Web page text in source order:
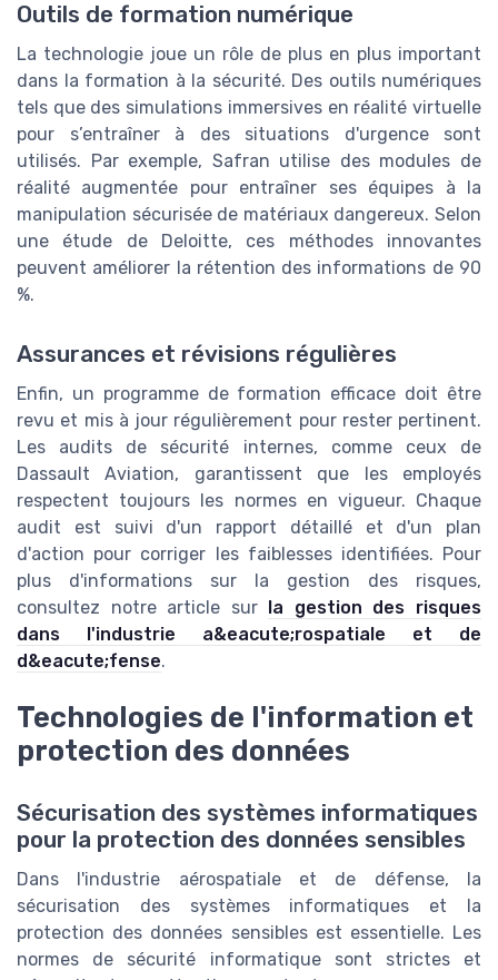
Outils de formation numérique
La technologie joue un rôle de plus en plus important
dans la formation à la sécurité. Des outils numériques
tels que des simulations immersives en réalité virtuelle
pour s’entraîner à des situations d'urgence sont
utilisés. Par exemple, Safran utilise des modules de
réalité augmentée pour entraîner ses équipes à la
manipulation sécurisée de matériaux dangereux. Selon
une étude de Deloitte, ces méthodes innovantes
peuvent améliorer la rétention des informations de 90
%.
Assurances et révisions régulières
Enfin, un programme de formation efficace doit être
revu et mis à jour régulièrement pour rester pertinent.
Les audits de sécurité internes, comme ceux de
Dassault Aviation, garantissent que les employés
respectent toujours les normes en vigueur. Chaque
audit est suivi d'un rapport détaillé et d'un plan
d'action pour corriger les faiblesses identifiées. Pour
plus d'informations sur la gestion des risques,
consultez notre article sur
la gestion des risques
dans l'industrie a&eacute;rospatiale et de
d&eacute;fense.
Technologies de l'information et
protection des données
Sécurisation des systèmes informatiques
pour la protection des données sensibles
Dans l'industrie aérospatiale et de défense, la
sécurisation des systèmes informatiques et la
protection des données sensibles est essentielle. Les
normes de sécurité informatique sont strictes et